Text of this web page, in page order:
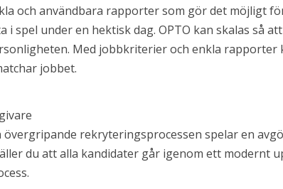
och användbara rapporter som gör det möjligt
spel under en hektisk dag. OPTO kan skalas så
Med jobbkriterier och enkla rapporter
jobbet.
övergripande rekryteringsprocessen spelar en
du att alla kandidater går igenom ett modernt
mjukvaruindustrin